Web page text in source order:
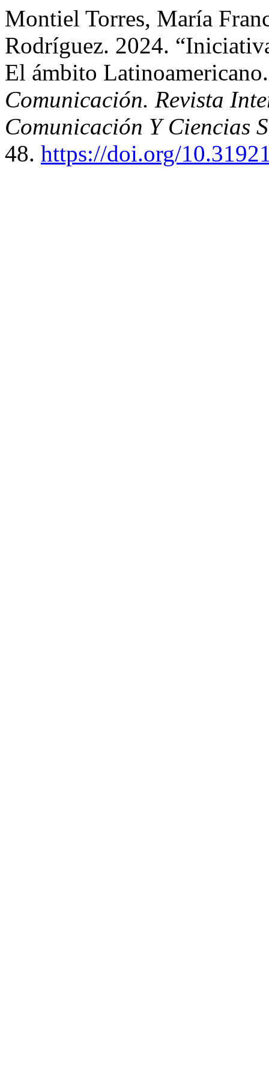
Montiel Torres, María
Rodríguez. 2024.
El ámbito
Comunicación. Revista
Comunicación Y Ciencias
48. https://doi.org/